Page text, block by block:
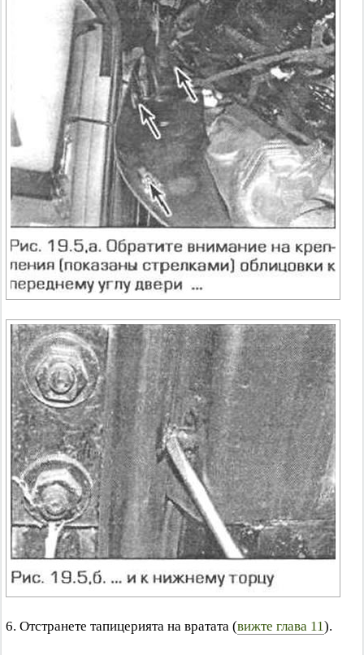
6. Отстранете тапицерията на вратата (вижте глава 11).